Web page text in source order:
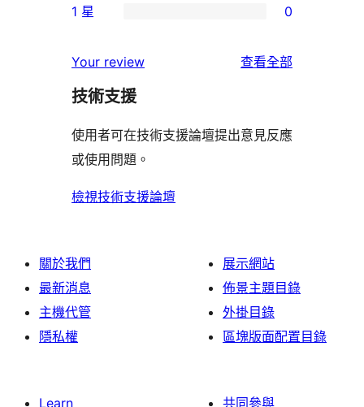
使
者
論
星
用
者
論
3
使
用
評
論
個
星
使
者
評
論
1
星
用
者
評
1 星 0
Your review 查看全部
評
技術支援
使用者可在技術支援論壇提出意見反應
或使用問題。
檢視技術支援論壇
關於我們
最新消息
主機代管
隱私權
展示網站
佈景主題目錄
外掛目錄
區塊版面配置目錄
Learn
共同參與